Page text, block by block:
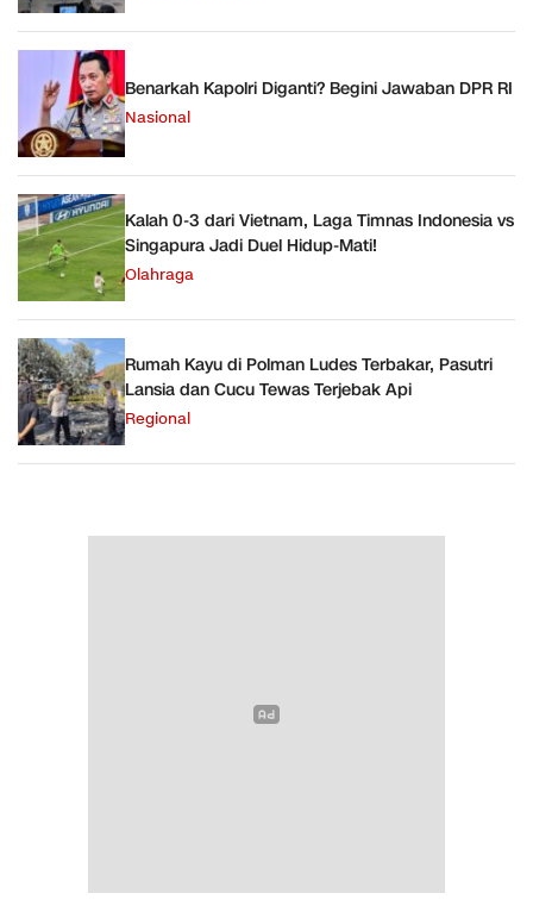
Benarkah Kapolri Diganti? Begini Jawaban DPR RI
Nasional
Kalah 0-3 dari Vietnam, Laga Timnas Indonesia vs
Singapura Jadi Duel Hidup-Mati!
Olahraga
Rumah Kayu di Polman Ludes Terbakar, Pasutri
Lansia dan Cucu Tewas Terjebak Api
Regional